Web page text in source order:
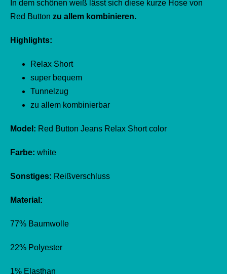
In dem schönen weiß lässt sich diese kurze Hose von
Red Button zu allem kombinieren.
Highlights:
Relax Short
super bequem
Tunnelzug
zu allem kombinierbar
Model: Red Button Jeans Relax Short color
Farbe: white
Sonstiges: Reißverschluss
Material:
77% Baumwolle
22% Polyester
1% Elasthan